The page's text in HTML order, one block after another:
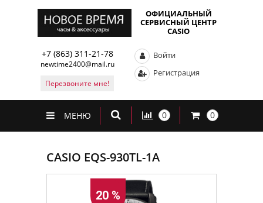
ОФИЦИАЛЬНЫЙ
СЕРВИСНЫЙ ЦЕНТР
CASIO
+7 (863) 311-21-78
newtime2400@mail.ru
Перезвоните мне!
Войти
Регистрация
МЕНЮ 0 0
CASIO EQS-930TL-1A
20 %